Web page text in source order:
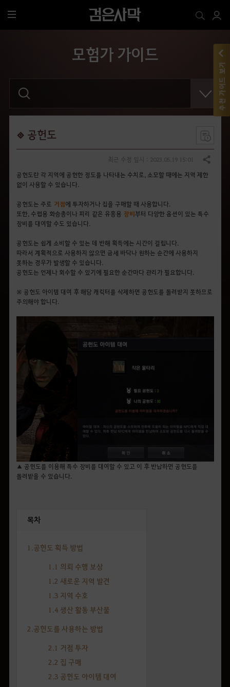
전
모험가 가이드
를
입
공헌도
공유하기
공헌도란 각 지역에 공헌한 정도를 나타내는 수치로, 소모할 때에는 지역 제한
없이 사용할 수 있습니다.
공헌도는 주로 거점에 투자하거나 집을 구매할 때 사용합니다.
또한, 수렵용 화승총이나 피리 같은 유흥용 장비부터 다양한 옵션이 있는 특수
장비를 대여할 수도 있습니다.
공헌도는 쉽게 소비할 수 있는 데 반해 획득에는 시간이 걸립니다.
따라서 계획적으로 사용하지 않으면 금세 바닥나 원하는 순간에 사용하지
못하는 경우가 발생할 수 있습니다.
공헌도는 언제나 회수할 수 있기에 필요한 순간마다 관리가 필요합니다.
※ 공헌도 아이템 대여 후 해당 캐릭터를 삭제하면 공헌도를 돌려받지 못하므로
주의해야 합니다.
▲ 공헌도를 이용해 특수 장비를 대여할 수 있고 이 후 반납하면 공헌도를
돌려받을 수 있습니다.
목차
1.공헌도 획득 방법
1.1 의뢰 수행 보상
1.2 새로운 지역 발견
1.3 지역 수호
1.4 생산 활동 부산물
2.공헌도를 사용하는 방법
2.1 거점 투자
2.2 집 구매
2.3 공헌도 아이템 대여
추천 가이드 보기